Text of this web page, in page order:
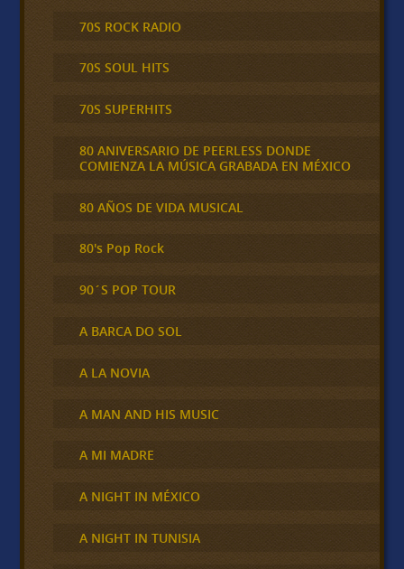
70S ROCK RADIO
70S SOUL HITS
70S SUPERHITS
80 ANIVERSARIO DE PEERLESS DONDE
COMIENZA LA MÚSICA GRABADA EN MÉXICO
80 AÑOS DE VIDA MUSICAL
80's Pop Rock
90´S POP TOUR
A BARCA DO SOL
A LA NOVIA
A MAN AND HIS MUSIC
A MI MADRE
A NIGHT IN MÉXICO
A NIGHT IN TUNISIA